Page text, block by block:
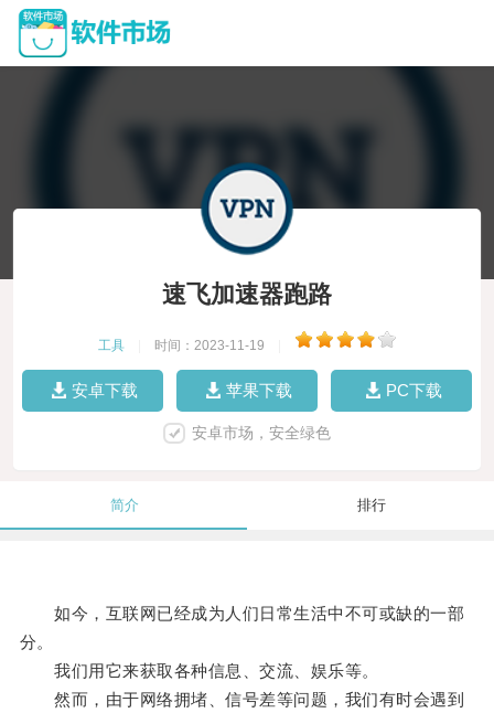
速飞加速器跑路
工具 时间：2023-11-19
安卓下载 苹果下载 PC下载
安卓市场，安全绿色
简介 排行
如今，互联网已经成为人们日常生活中不可或缺的一部
分。
我们用它来获取各种信息、交流、娱乐等。
然而，由于网络拥堵、信号差等问题，我们有时会遇到